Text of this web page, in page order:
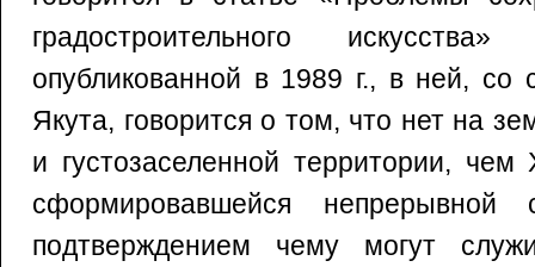
градостроительного
опубликованной в 1989 г., в ней, со
Якута, говорится о том, что нет на
и густозаселенной территории,
сформировавшейся непрерывной
подтверждением чему могут